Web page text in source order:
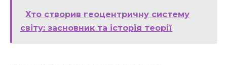
Хто створив геоцентричну систему
світу: засновник та історія теорії